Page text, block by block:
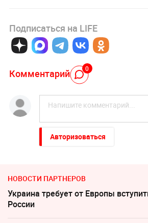
Подписаться на LIFE
Комментарий 0
Авторизоваться
НОВОСТИ ПАРТНЕРОВ
Украина требует от Европы
России